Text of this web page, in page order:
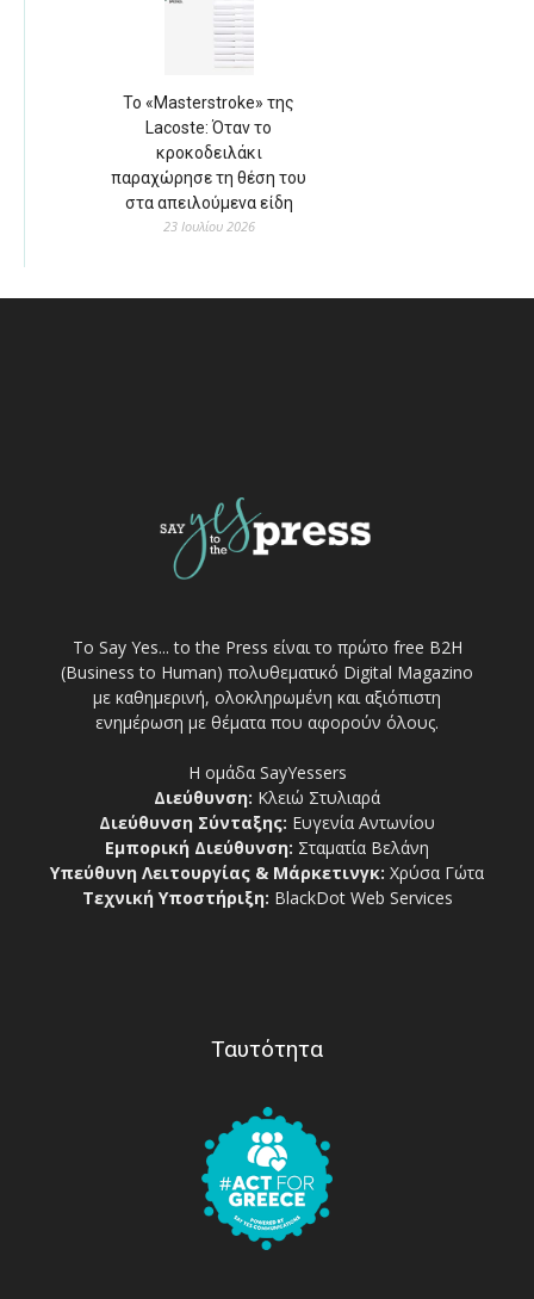
Το «Masterstroke» της
Lacoste: Όταν το
κροκοδειλάκι
παραχώρησε τη θέση του
στα απειλούμενα είδη
23 Ιουλίου 2026
Το Say Yes... to the Press είναι το πρώτο free Β2Η
(Business to Human) πολυθεματικό Digital Magazino
με καθημερινή, ολοκληρωμένη και αξιόπιστη
ενημέρωση με θέματα που αφορούν όλους.
Η ομάδα SayYessers
Διεύθυνση: Κλειώ Στυλιαρά
Διεύθυνση Σύνταξης: Ευγενία Αντωνίου
Εμπορική Διεύθυνση: Σταματία Βελάνη
Υπεύθυνη Λειτουργίας & Μάρκετινγκ: Χρύσα Γώτα
Τεχνική Υποστήριξη: BlackDot Web Services
Ταυτότητα